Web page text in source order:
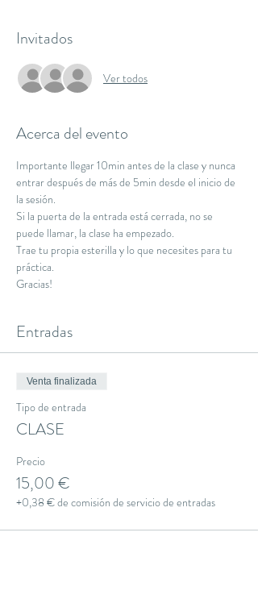
Invitados
Ver todos
Acerca del evento
Importante llegar 10min antes de la clase y nunca
entrar después de más de 5min desde el inicio de
la sesión.
Si la puerta de la entrada está cerrada, no se
puede llamar, la clase ha empezado.
Trae tu propia esterilla y lo que necesites para tu
práctica.
Gracias!
Entradas
Venta finalizada
Tipo de entrada
CLASE
Precio
15,00 €
+0,38 € de comisión de servicio de entradas